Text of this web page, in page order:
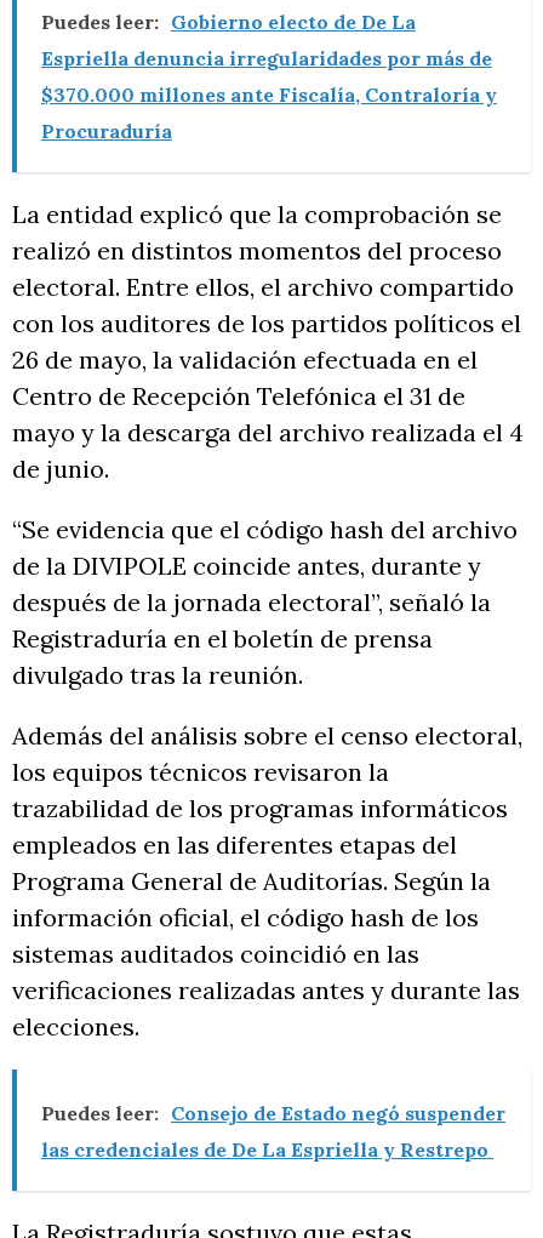
Puedes leer: Gobierno electo de De La
Espriella denuncia irregularidades por más de
$370.000 millones ante Fiscalía, Contraloría y
Procuraduría
La entidad explicó que la comprobación se
realizó en distintos momentos del proceso
electoral. Entre ellos, el archivo compartido
con los auditores de los partidos políticos el
26 de mayo, la validación efectuada en el
Centro de Recepción Telefónica el 31 de
mayo y la descarga del archivo realizada el 4
de junio.
“Se evidencia que el código hash del archivo
de la DIVIPOLE coincide antes, durante y
después de la jornada electoral”, señaló la
Registraduría en el boletín de prensa
divulgado tras la reunión.
Además del análisis sobre el censo electoral,
los equipos técnicos revisaron la
trazabilidad de los programas informáticos
empleados en las diferentes etapas del
Programa General de Auditorías. Según la
información oficial, el código hash de los
sistemas auditados coincidió en las
verificaciones realizadas antes y durante las
elecciones.
Puedes leer: Consejo de Estado negó suspender
las credenciales de De La Espriella y Restrepo